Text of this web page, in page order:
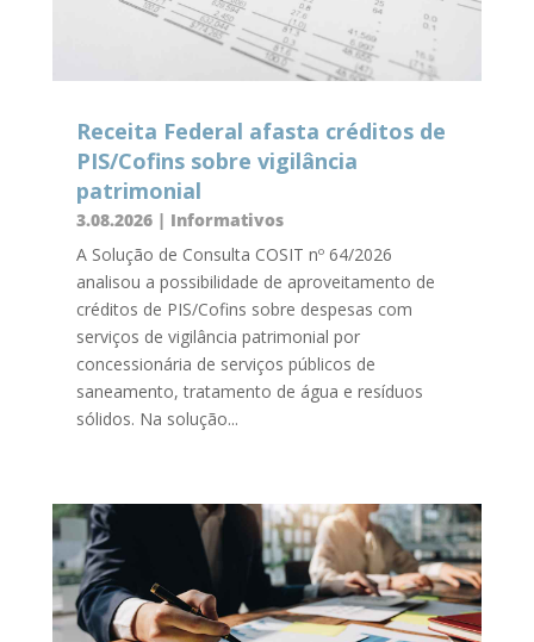
Receita Federal afasta créditos de
PIS/Cofins sobre vigilância
patrimonial
3.08.2026| Informativos
A Solução de Consulta COSIT nº 64/2026
analisou a possibilidade de aproveitamento de
créditos de PIS/Cofins sobre despesas com
serviços de vigilância patrimonial por
concessionária de serviços públicos de
saneamento, tratamento de água e resíduos
sólidos. Na solução...